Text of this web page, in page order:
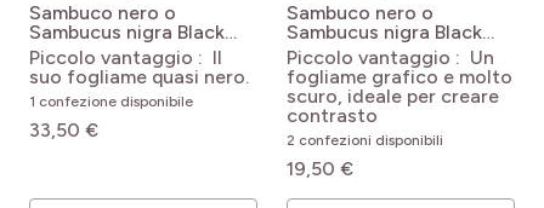
Sambuco nero o
Sambucus nigra Black
Beauty Sambucus nigra
Gerda (BLACK BEAUTY)
Piccolo vantaggio : Il
suo fogliame quasi nero.
1 confezione disponibile
33,50 €
Sambuco nero o
Sambucus nigra Black
Lace Sambucus nigra Eva
(BLACK LACE)
Piccolo vantaggio : Un
fogliame grafico e molto
scuro, ideale per creare
contrasto
2 confezioni disponibili
19,50 €